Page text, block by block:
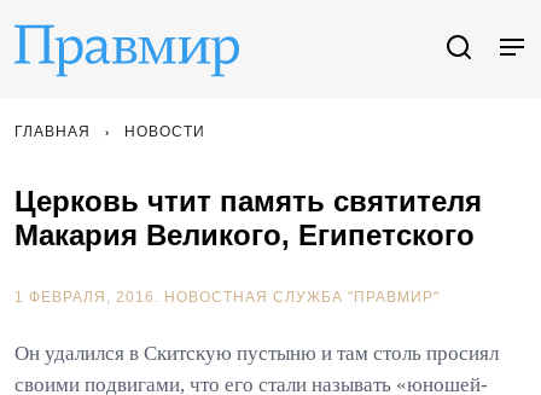
ГЛАВНАЯ НОВОСТИ
Церковь чтит память святителя
Макария Великого, Египетского
1 ФЕВРАЛЯ, 2016. НОВОСТНАЯ СЛУЖБА "ПРАВМИР"
Он удалился в Скитскую пустыню и там столь просиял
своими подвигами, что его стали называть «юношей-